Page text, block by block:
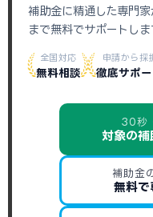
補助金に精通した専門
まで無料でサポートしま
全国対応
無料相談
申請から採
徹底サポ
30秒
対象の補
補助金
無料で